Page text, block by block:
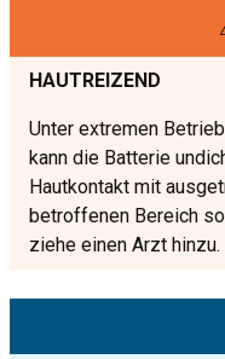
HAUTREIZEND
Unter extremen
kann die Batterie
Hautkontakt mit
betroffenen Bereich
ziehe einen Arzt hinzu.